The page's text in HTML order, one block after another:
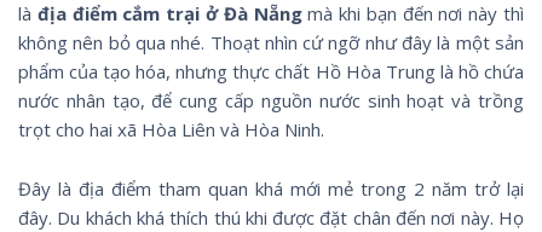
là địa điểm cắm trại ở Đà Nẵngmà khi bạn đến nơi này thì
không nên bỏ qua nhé. Thoạt nhìn cứ ngỡ như đây là một sản
phẩm của tạo hóa, nhưng thực chất Hồ Hòa Trung là hồ chứa
nước nhân tạo, để cung cấp nguồn nước sinh hoạt và trồng
trọt cho hai xã Hòa Liên và Hòa Ninh.
Đây là địa điểm tham quan khá mới mẻ trong 2 năm trở lại
đây. Du khách khá thích thú khi được đặt chân đến nơi này. Họ